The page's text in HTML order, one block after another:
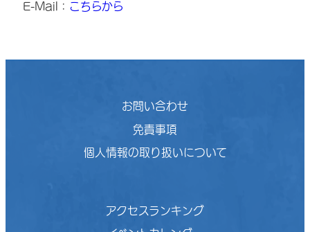
E-Mail： こちらから
お問い合わせ
免責事項
個人情報の取り扱いについて
アクセスランキング